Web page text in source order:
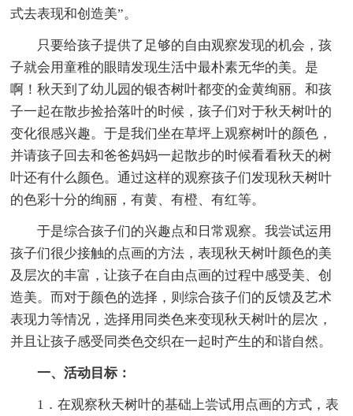
式去表现和创造美”。
只要给孩子提供了足够的自由观察发现的机会，孩
子就会用童稚的眼睛发现生活中最朴素无华的美。是
啊！秋天到了幼儿园的银杏树叶都变的金黄绚丽。和孩
子一起在散步捡拾落叶的时候，孩子们对于秋天树叶的
变化很感兴趣。于是我们坐在草坪上观察树叶的颜色，
并请孩子回去和爸爸妈妈一起散步的时候看看秋天的树
叶还有什么颜色。通过这样的观察孩子们发现秋天树叶
的色彩十分的绚丽，有黄、有橙、有红等。
于是综合孩子们的兴趣点和日常观察。我尝试运用
孩子们很少接触的点画的方法，表现秋天树叶颜色的美
及层次的丰富，让孩子在自由点画的过程中感受美、创
造美。而对于颜色的选择，则综合孩子们的反馈及艺术
表现力等情况，选择用同类色来变现秋天树叶的层次，
并且让孩子感受同类色交织在一起时产生的和谐自然。
一、活动目标：
1．在观察秋天树叶的基础上尝试用点画的方式，表